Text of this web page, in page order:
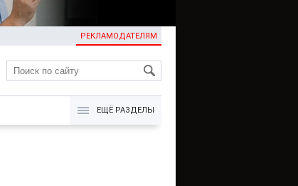
РЕКЛАМОДАТЕЛЯМ
KG
ЕЩЁ РАЗДЕЛЫ